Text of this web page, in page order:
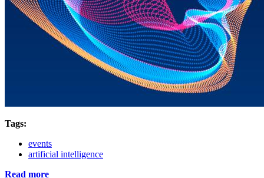
Tags:
events
artificial intelligence
Read more